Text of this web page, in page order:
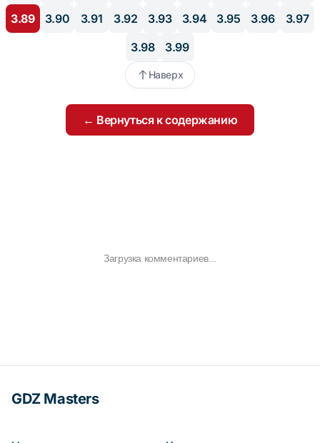
3.89
3.90 3.91 3.92 3.93 3.94 3.95 3.96
3.97
3.98
3.99
Наверх
← Вернуться к содержанию
Загрузка комментариев...
GDZ Masters